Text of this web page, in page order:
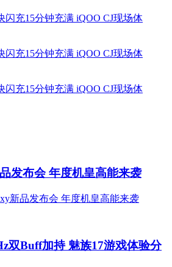
发布会 年度机皇高能来袭
双Buff加持 魅族17游戏体验分